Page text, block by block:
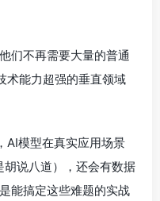
们不再需要大量的普通
术能力超强的垂直领域
AI模型在真实应用场景
胡说八道），还会有数据
能搞定这些难题的实战